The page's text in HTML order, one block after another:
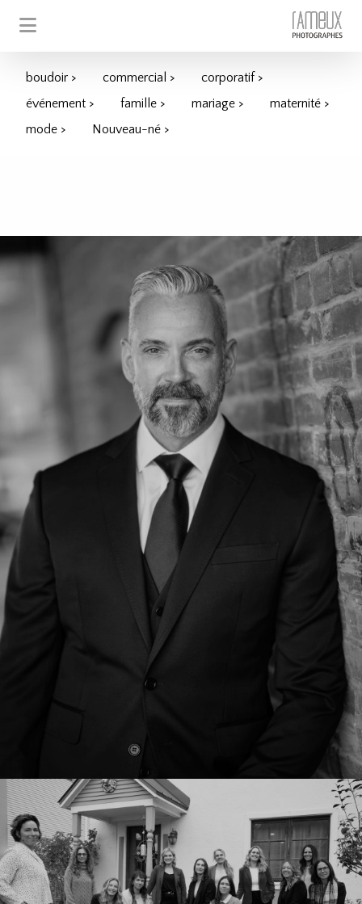
boudoir > commercial >
corporatif >
événement >
famille > mariage >
maternité >
mode >
Nouveau-né >